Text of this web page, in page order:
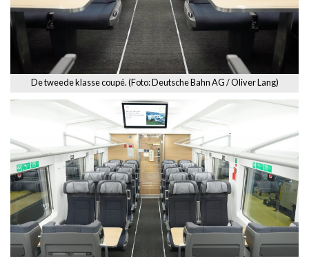
De tweede klasse coupé. (Foto: Deutsche Bahn AG / Oliver Lang)